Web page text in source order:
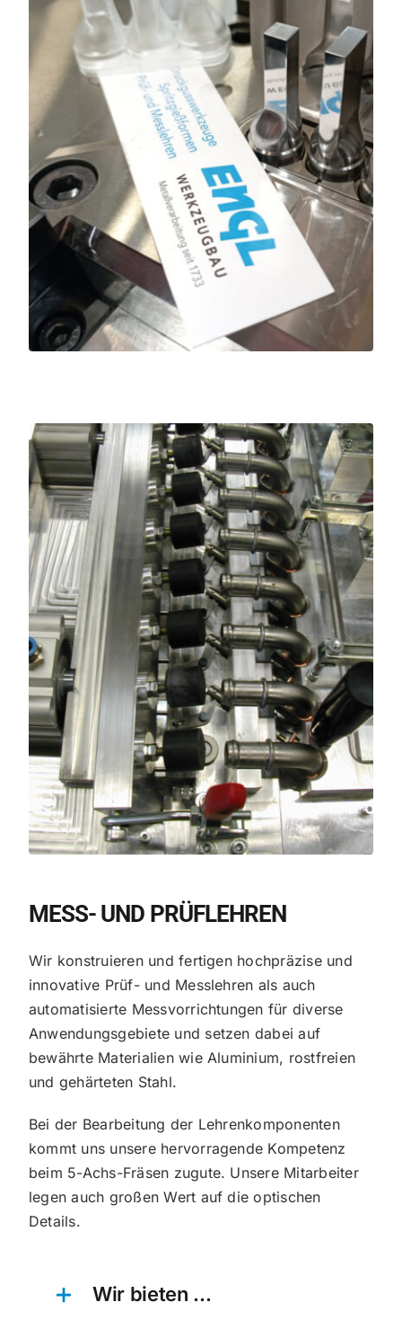
MESS- UND PRÜFLEHREN
Wir konstruieren und fertigen hochpräzise und
innovative Prüf- und Messlehren als auch
automatisierte Messvorrichtungen für diverse
Anwendungsgebiete und setzen dabei auf
bewährte Materialien wie Aluminium, rostfreien
und gehärteten Stahl.
Bei der Bearbeitung der Lehrenkomponenten
kommt uns unsere hervorragende Kompetenz
beim 5-Achs-Fräsen zugute. Unsere Mitarbeiter
legen auch großen Wert auf die optischen
Details.
Wir bieten …